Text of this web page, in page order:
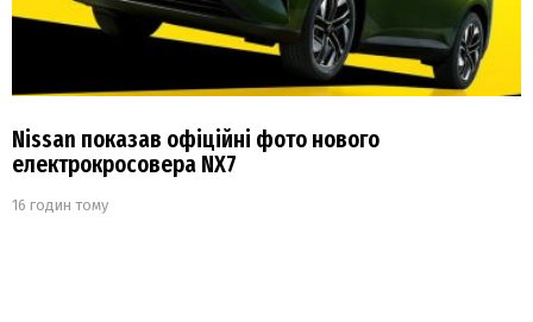
Nissan показав офіційні фото нового
електрокросовера NX7
16 годин тому